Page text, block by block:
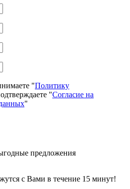
"Политику
"Согласие на
"
предложения
с Вами в течение 15 минут!